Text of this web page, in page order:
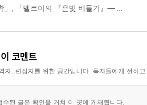
」, 「벨르이의 『은빛 비둘기』― ...
코멘트
자, 편집자를 위한 공간입니다. 독자들에게 전하
수된 글은 확인을 거쳐 이 곳에 게재됩니다.